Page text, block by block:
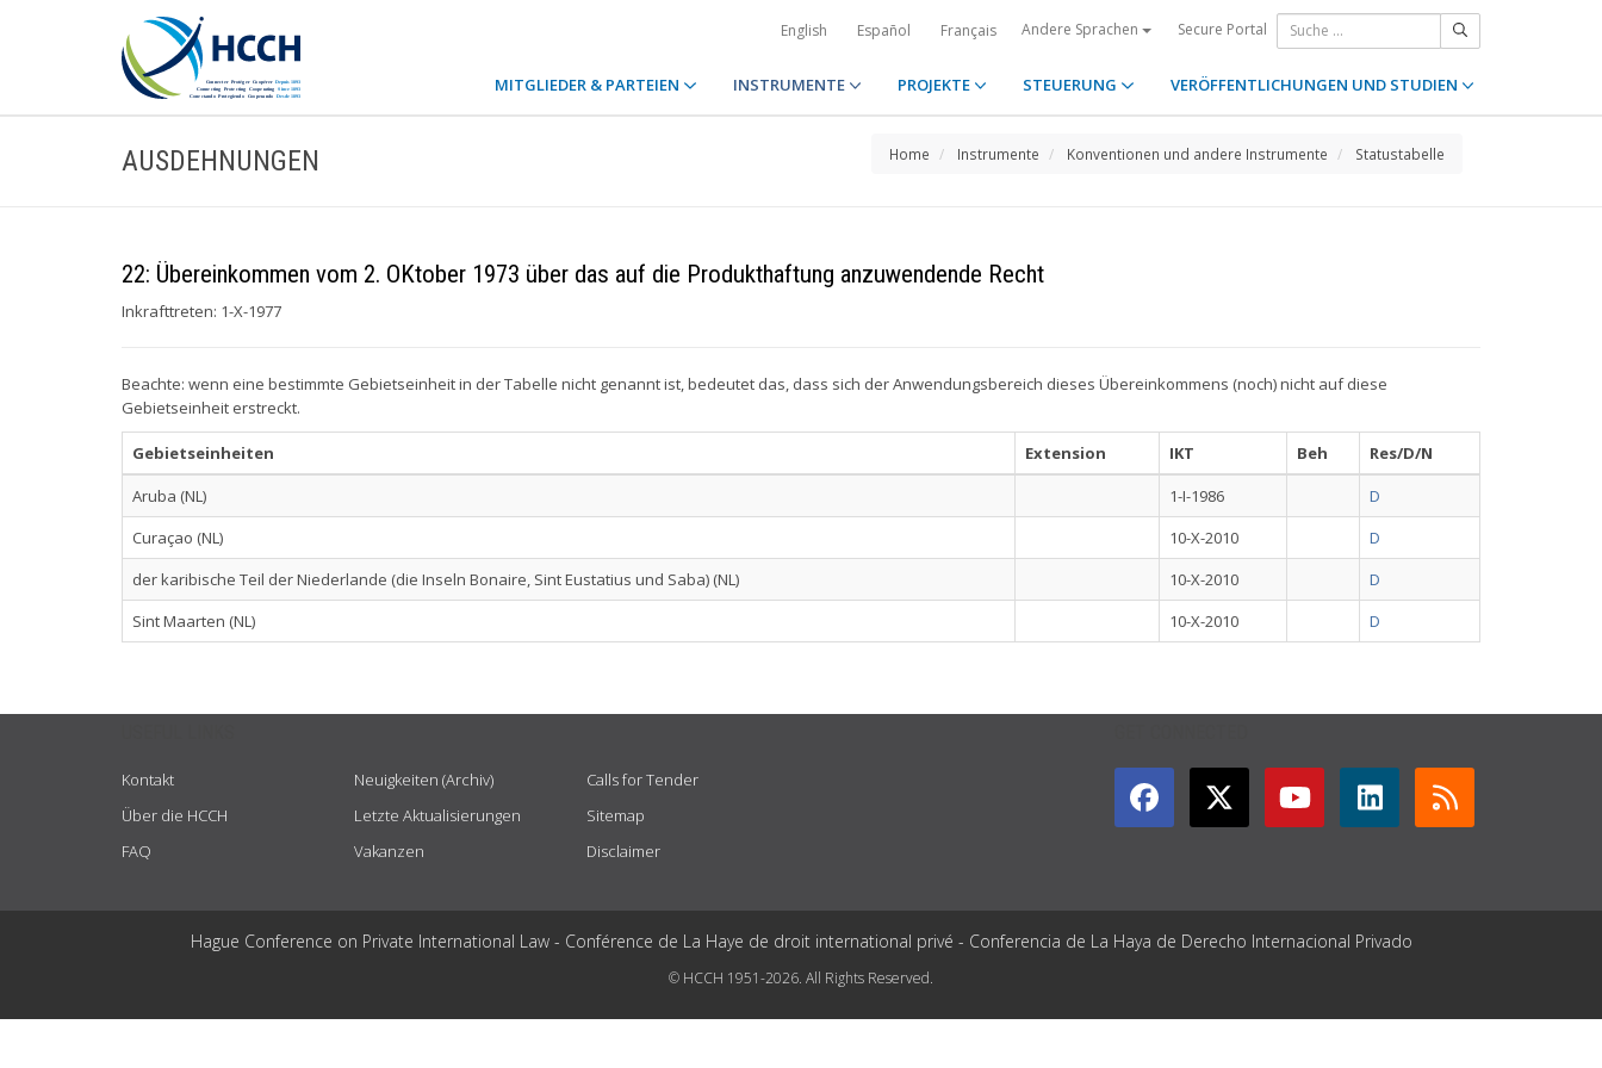
English Español Français Andere Sprachen Secure Portal
MITGLIEDER & PARTEIEN INSTRUMENTE PROJEKTE STEUERUNG VERÖFFENTLICHUNGEN UND STUDIEN
AUSDEHNUNGEN Home Instrumente Konventionen und andere Instrumente Statustabelle
22: Übereinkommen vom 2. OKtober 1973 über das auf die Produkthaftung anzuwendende Recht
Inkrafttreten: 1-X-1977
Beachte: wenn eine bestimmte Gebietseinheit in der Tabelle nicht genannt ist, bedeutet das, dass sich der Anwendungsbereich dieses Übereinkommens (noch) nicht auf diese
Gebietseinheit erstreckt.
Gebietseinheiten Extension IKT Beh
Res/D/N
Aruba (NL)
1-I-1986
D
Curaçao (NL)
10-X-2010
D
der karibische Teil der Niederlande (die Inseln Bonaire, Sint Eustatius und Saba) (NL)
10-X-2010
D
Sint Maarten (NL)
10-X-2010 D
Kontakt
Über die HCCH
FAQ
Neuigkeiten (Archiv)
Letzte Aktualisierungen
Vakanzen
Calls for Tender
Sitemap
Disclaimer
Hague Conference on Private International Law - Conférence de La Haye de droit international privé - Conferencia de La Haya de Derecho Internacional Privado
© HCCH 1951-2026. All Rights Reserved.